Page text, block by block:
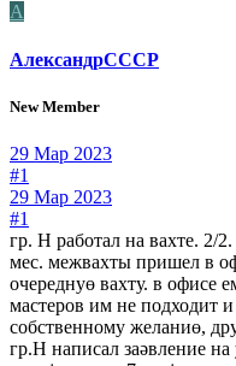
А
АлександрСССР
New Member
29 Мар 2023
#1
29 Мар 2023
#1
гр. Н работал на вахте. 2/
мес. межвахты пришел в
очереднуө вахту. в офисе
мастеров им не подходит
собственному желаниө,
гр.Н написал заәвление